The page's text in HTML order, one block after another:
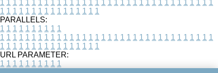
1 1 1 1 1 1 1 1 1 1 1 1 1 1 1 1 1 1 1 1 1 1 1 1 1 1 1 1 1 1 1 1 1 1
1 1 1 1 1 1 1 1 1 1 1 1 1 1 1 1
PARALLELS:
1 1 1 1 1 1 1 1 1 1
1 1 1 1 1 1 1 1 1 1 1 1 1 1 1 1 1 1 1 1 1 1 1 1 1 1 1 1 1 1 1 1 1 1
1 1 1 1 1 1 1 1 1 1 1 1 1 1 1 1
URL PARAMETER:
1 1 1 1 1 1 1 1 1 1